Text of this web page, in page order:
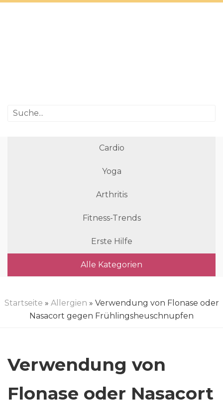
Cardio
Yoga
Arthritis
Fitness-Trends
Erste Hilfe
Alle Kategorien
Startseite » Allergien » Verwendung von Flonase oder
Nasacort gegen Frühlingsheuschnupfen
Verwendung von
Flonase oder Nasacort